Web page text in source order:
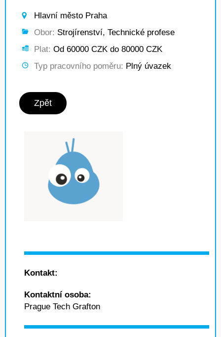
Hlavní město Praha
Obor: Strojírenství, Technické profese
Plat: Od 60000 CZK do 80000 CZK
Typ pracovního poměru: Plný úvazek
Zpět
Kontakt:
Kontaktní osoba:
Prague Tech Grafton